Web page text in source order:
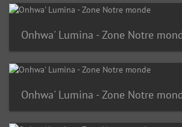
Onhwa' Lumina - Zone Notre
Onhwa' Lumina - Zone Notre